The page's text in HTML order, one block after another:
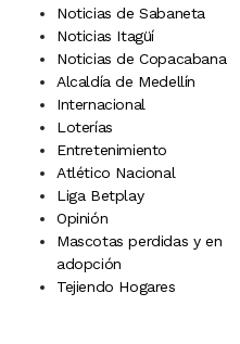
Noticias de Sabaneta
Noticias Itagüí
Noticias de Copacabana
Alcaldía de Medellín
Internacional
Loterías
Entretenimiento
Atlético Nacional
Liga Betplay
Opinión
Mascotas perdidas y en
adopción
Tejiendo Hogares